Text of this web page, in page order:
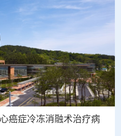
癌症冷冻消融术治疗病